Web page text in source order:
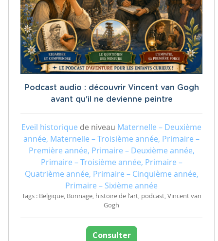
Podcast audio : découvrir Vincent van Gogh
avant qu'il ne devienne peintre
Eveil historique de niveau Maternelle – Deuxième
année, Maternelle – Troisième année, Primaire –
Première année, Primaire – Deuxième année,
Primaire – Troisième année, Primaire –
Quatrième année, Primaire – Cinquième année,
Primaire – Sixième année
Tags : Belgique, Borinage, histoire de l'art, podcast, Vincent van
Gogh
Consulter